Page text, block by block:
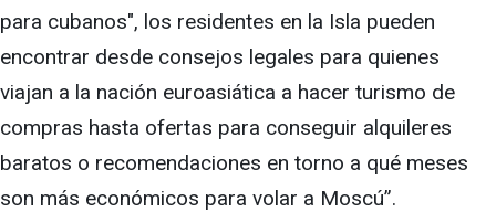
para cubanos", los residentes en la Isla pueden
encontrar desde consejos legales para quienes
viajan a la nación euroasiática a hacer turismo de
compras hasta ofertas para conseguir alquileres
baratos o recomendaciones en torno a qué meses
son más económicos para volar a Moscú”.